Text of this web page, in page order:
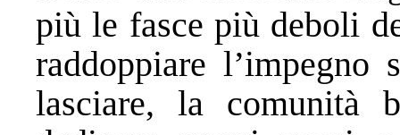
più le fasce più deboli
raddoppiare
lasciare, la comunità